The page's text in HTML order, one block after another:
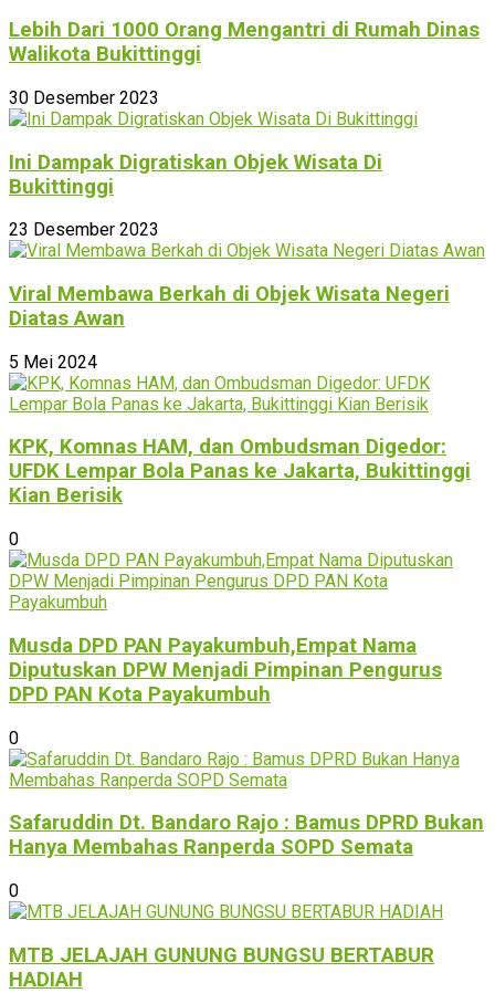
Lebih Dari 1000 Orang Mengantri di Rumah Dinas
Walikota Bukittinggi
30 Desember 2023
Ini Dampak Digratiskan Objek Wisata Di
Bukittinggi
23 Desember 2023
Viral Membawa Berkah di Objek Wisata Negeri
Diatas Awan
5 Mei 2024
KPK, Komnas HAM, dan Ombudsman Digedor:
UFDK Lempar Bola Panas ke Jakarta, Bukittinggi
Kian Berisik
0
Musda DPD PAN Payakumbuh,Empat Nama
Diputuskan DPW Menjadi Pimpinan Pengurus
DPD PAN Kota Payakumbuh
0
Safaruddin Dt. Bandaro Rajo : Bamus DPRD Bukan
Hanya Membahas Ranperda SOPD Semata
0
MTB JELAJAH GUNUNG BUNGSU BERTABUR
HADIAH